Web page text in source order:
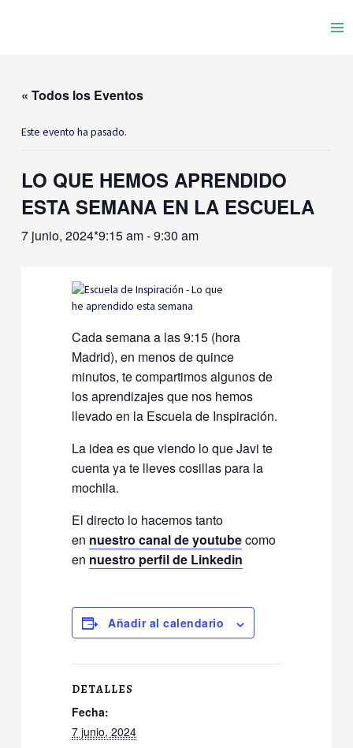
« Todos los Eventos
Este evento ha pasado.
LO QUE HEMOS APRENDIDO
ESTA SEMANA EN LA ESCUELA
7 junio, 2024*9:15 am-9:30 am
Cada semana a las 9:15 (hora
Madrid), en menos de quince
minutos, te compartimos algunos de
los aprendizajes que nos hemos
llevado en la Escuela de Inspiración.
La idea es que viendo lo que Javi te
cuenta ya te lleves cosillas para la
mochila.
El directo lo hacemos tanto
en nuestro canal de youtubecomo
en nuestro perfil de Linkedin
Añadir al calendario
DETALLES
Fecha:
7 junio, 2024